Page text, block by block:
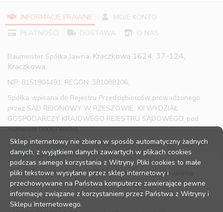
INFORMACJE PRAWNE
MOJE KONTO
PŁATNOŚCI
DOSTAWA O NAS
Baumeister Spółka Jawna, Kraczkowa 1624, 37-124,
Kraczkowa,
NIP: 8151804491, REGON: 381088206,
Spółka wpisana do Rejestru Przedsiębiorców prowadzonego
przez SĄD REJONOWY W RZESZOWIE, XII WYDZIAŁ
GOSPODARCZY KRAJOWEGO REJESTRU SĄDOWEGO, pod
numerem 0000746091
Regulamin sklepu| Polityka prywatności |Pouczenie o prawie
odstąpienia od umowy
Copyright © 2016 – 2023 Baumeister Spółka Jawna
Sklep internetowy nie zbiera w sposób automatyczny żadnych
danych, z wyjątkiem danych zawartych w plikach cookies
podczas samego korzystania z Witryny. Pliki cookies to małe
pliki tekstowe wysyłane przez sklep internetowy i
przechowywane na Państwa komputerze zawierające pewne
informacje związane z korzystaniem przez Państwa z Witryny i
Sklepu Internetowego.